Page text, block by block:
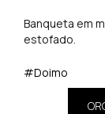
Banqueta em
estofado.
#Doimo